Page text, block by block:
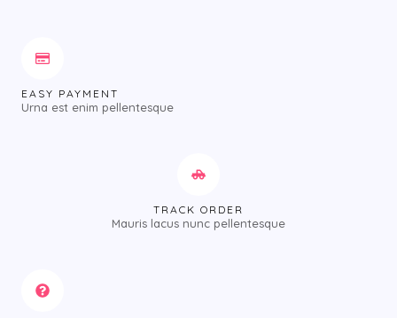
EASY PAYMENT
Urna est enim pellentesque
TRACK ORDER
Mauris lacus nunc pellentesque